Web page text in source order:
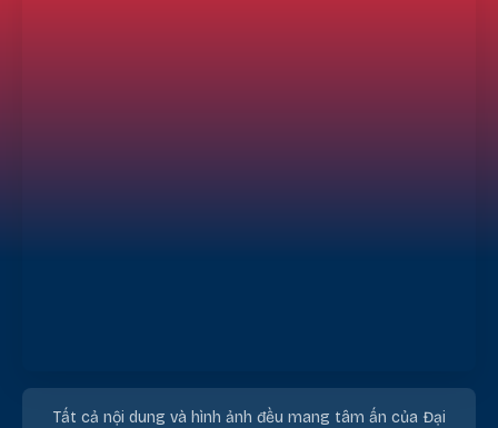
Tất cả nội dung và hình ảnh đều mang tâm ấn của Đại